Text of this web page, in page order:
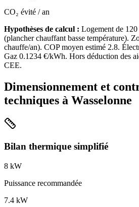
CO₂ évité / an
Hypothèses de calcul : Logement de 120
(plancher chauffant basse température).
chauffe/an). COP moyen estimé 2.8.
Gaz 0.1234 €/kWh. Hors déduction des
CEE.
Dimensionnement et
techniques à Wasselonne
Bilan thermique simplifié
8 kW
Puissance recommandée
7.4 kW